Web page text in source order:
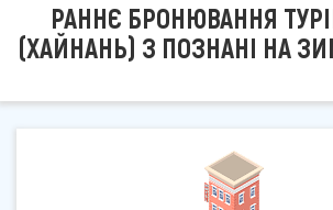
РАННЄ БРОНЮВАННЯ
(ХАЙНАНЬ) З ПОЗНАНІ НА